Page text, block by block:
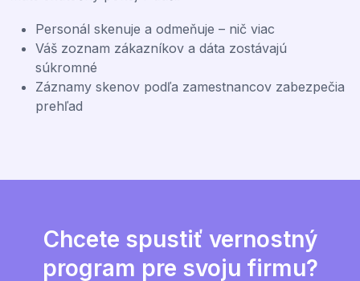
Personál skenuje a odmeňuje – nič viac
Váš zoznam zákazníkov a dáta zostávajú
súkromné
Záznamy skenov podľa zamestnancov zabezpečia
prehľad
Chcete spustiť vernostný
program pre svoju firmu?